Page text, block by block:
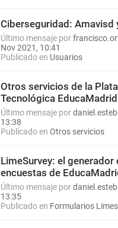
Ciberseguridad: Amavisd
Último mensaje por
Nov 2021, 10:41
Publicado en Usuarios
Otros servicios de la
Tecnológica EducaMadrid
Último mensaje por
13:38
Publicado en Otros servicios
LimeSurvey: el
encuestas de
Último mensaje por
13:35
Publicado en Formularios